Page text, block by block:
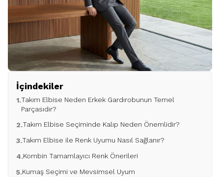
İçindekiler
1.Takım Elbise Neden Erkek Gardırobunun Temel
Parçasıdır?
2.Takım Elbise Seçiminde Kalıp Neden Önemlidir?
3.Takım Elbise ile Renk Uyumu Nasıl Sağlanır?
4.Kombin Tamamlayıcı Renk Önerileri
5.Kumaş Seçimi ve Mevsimsel Uyum